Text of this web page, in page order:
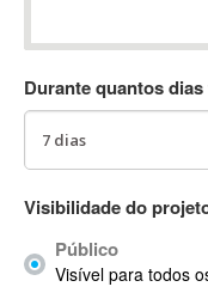
AC3
ACID Pro
ACPI
Acrobat
Durante quantos
Visibilidade do
Público
Visível para todos